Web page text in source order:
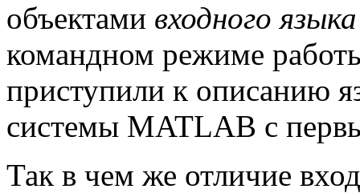
объектами входного языка
командном режиме
приступили к описанию
системы MATLAB с
Так в чем же отличие